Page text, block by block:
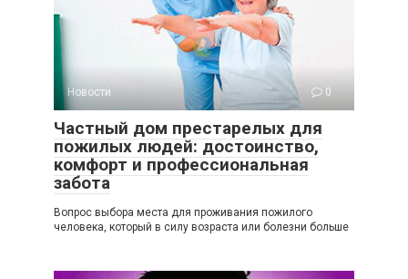
Новости 0
Частный дом престарелых для
пожилых людей: достоинство,
комфорт и профессиональная
забота
Вопрос выбора места для проживания пожилого
человека, который в силу возраста или болезни больше